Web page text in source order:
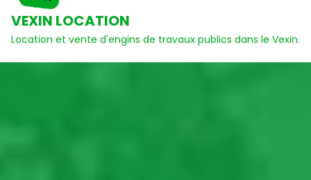
VEXIN LOCATION
Location et vente d'engins de travaux publics dans le Vexin.